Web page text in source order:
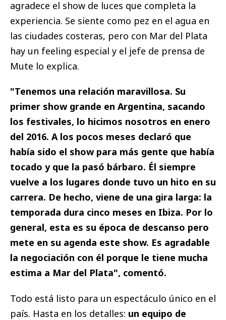
agradece el show de luces que completa la
experiencia. Se siente como pez en el agua en
las ciudades costeras, pero con Mar del Plata
hay un feeling especial y el jefe de prensa de
Mute lo explica.
"Tenemos una relación maravillosa. Su
primer show grande en Argentina, sacando
los festivales, lo hicimos nosotros en enero
del 2016. A los pocos meses declaró que
había sido el show para más gente que había
tocado y que la pasó bárbaro. Él siempre
vuelve a los lugares donde tuvo un hito en su
carrera. De hecho, viene de una gira larga: la
temporada dura cinco meses en Ibiza. Por lo
general, esta es su época de descanso pero
mete en su agenda este show. Es agradable
la negociación con él porque le tiene mucha
estima a Mar del Plata", comentó.
Todo está listo para un espectáculo único en el
país. Hasta en los detalles: un equipo de